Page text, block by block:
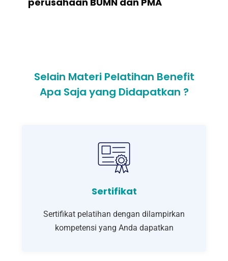
Selain Materi Pelatihan Benefit
Apa Saja yang Didapatkan ?
Sertifikat
Sertifikat pelatihan dengan dilampirkan
kompetensi yang Anda dapatkan